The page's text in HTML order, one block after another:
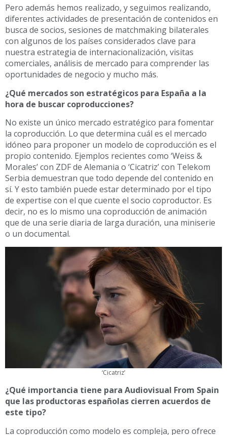
Pero además hemos realizado, y seguimos realizando,
diferentes actividades de presentación de contenidos en
busca de socios, sesiones de matchmaking bilaterales
con algunos de los países considerados clave para
nuestra estrategia de internacionalización, visitas
comerciales, análisis de mercado para comprender las
oportunidades de negocio y mucho más.
¿Qué mercados son estratégicos para España a la
hora de buscar coproducciones?
No existe un único mercado estratégico para fomentar
la coproducción. Lo que determina cuál es el mercado
idóneo para proponer un modelo de coproducción es el
propio contenido. Ejemplos recientes como ‘Weiss &
Morales’ con ZDF de Alemania o ‘Cicatriz’ con Telekom
Serbia demuestran que todo depende del contenido en
sí. Y esto también puede estar determinado por el tipo
de expertise con el que cuente el socio coproductor. Es
decir, no es lo mismo una coproducción de animación
que de una serie diaria de larga duración, una miniserie
o un documental.
‘Cicatriz’
¿Qué importancia tiene para Audiovisual From Spain
que las productoras españolas cierren acuerdos de
este tipo?
La coproducción como modelo es compleja, pero ofrece